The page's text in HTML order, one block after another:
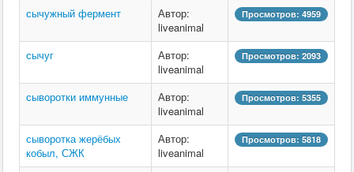
сычужный фермент
Автор:
liveanimal
Просмотров: 4959
сычуг
Автор:
liveanimal
Просмотров: 2093
сыворотки иммунные
Автор:
liveanimal
Просмотров: 5355
сыворотка жерёбых
кобыл, СЖК
Автор:
liveanimal
Просмотров: 5818